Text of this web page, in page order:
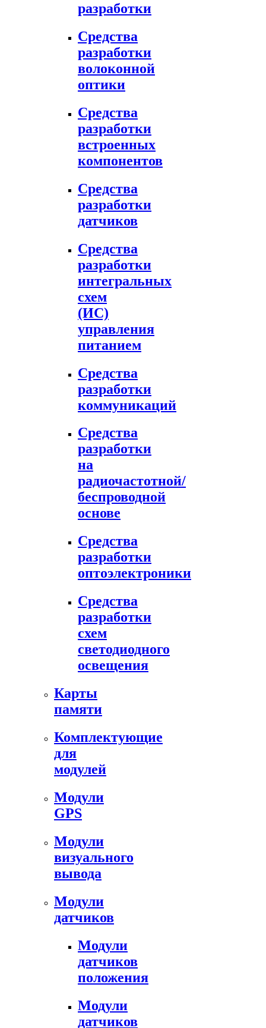
разработки
Средства
разработки
волоконной
оптики
Средства
разработки
встроенных
компонентов
Средства
разработки
датчиков
Средства
разработки
интегральных
схем
(ИС)
управления
питанием
Средства
разработки
коммуникаций
Средства
разработки
на
радиочастотной/
беспроводной
основе
Средства
разработки
оптоэлектроники
Средства
разработки
схем
светодиодного
освещения
Карты
памяти
Комплектующие
для
модулей
Модули
GPS
Модули
визуального
вывода
Модули
датчиков
Модули
датчиков
положения
Модули
датчиков